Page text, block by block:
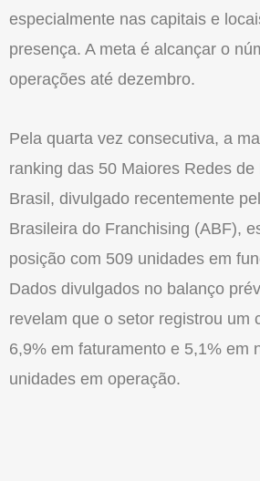
especialmente nas capitais e
presença. A meta é alcançar o
operações até dezembro.
Pela quarta vez consecutiva, a
ranking das 50 Maiores Redes
Brasil, divulgado recentemente
Brasileira do Franchising (ABF),
posição com 509 unidades em
Dados divulgados no balanço
revelam que o setor registrou um
6,9% em faturamento e 5,1% em
unidades em operação.